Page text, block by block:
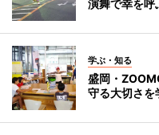
演舞で幸を呼
学ぶ・知る
盛岡・
守る大切さを